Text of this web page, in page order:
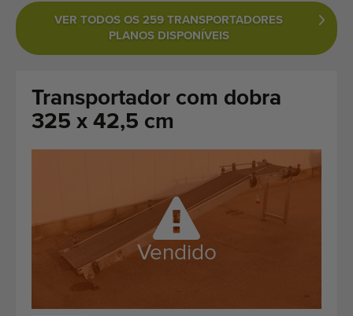
Importe uma máquina
Maquinaria
Sobre nós
Blog
Equipamento de qualidade
VER TODOS OS 259 TRANSPORTADORES
PLANOS DISPONÍVEIS
Transportador com dobra
325 x 42,5 cm
Vendido